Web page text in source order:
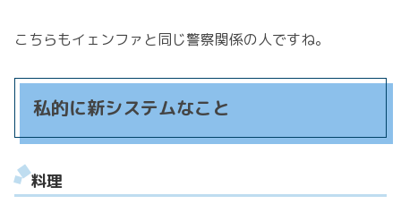
こちらもイェンファと同じ警察関係の人ですね。
私的に新システムなこと
料理